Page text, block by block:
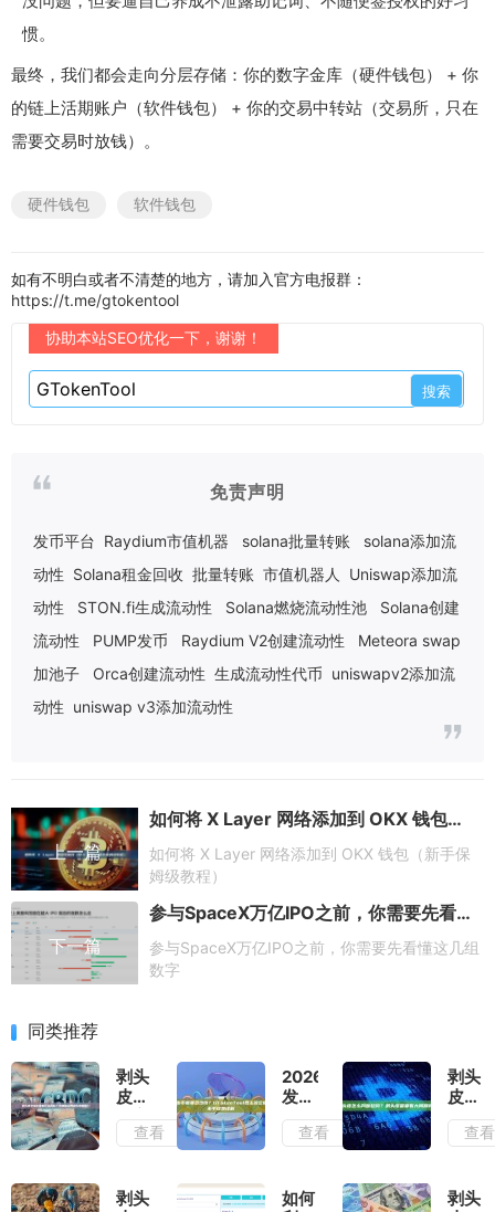
惯。
最终，我们都会走向分层存储：你的数字金库（硬件钱包） + 你
的链上活期账户（软件钱包） + 你的交易中转站（交易所，只在
需要交易时放钱）。
硬件钱包 软件钱包
如有不明白或者不清楚的地方，请加入官方电报群：
https://t.me/gtokentool
协助本站SEO优化一下，谢谢！
免责声明
发币平台 Raydium市值机器 solana批量转账
solana添加流
动性 Solana租金回收 批量转账 市值机器人
Uniswap添加流
动性
STON.fi生成流动性 Solana燃烧流动性池
Solana创建
流动性
PUMP发币 Raydium V2创建流动性
Meteora swap
加池子
Orca创建流动性 生成流动性代币 uniswapv2添加流
动性 uniswap v3添加流动性
上一篇
如何将 X Layer 网络添加到 OKX 钱包（新手保姆级教程）
如何将 X Layer 网络添加到 OKX 钱包（新手保
姆级教程）
下一篇
参与SpaceX万亿IPO之前，你需要先看懂这几组数字
参与SpaceX万亿IPO之前，你需要先看懂这几组
数字
同类推荐
剥头
皮交
易主
要看
标？
查看
2026
发币
需要
多少
各主
查看
剥头
皮怎
么判
断趋
皮需
查看
剥头
如何
剥头